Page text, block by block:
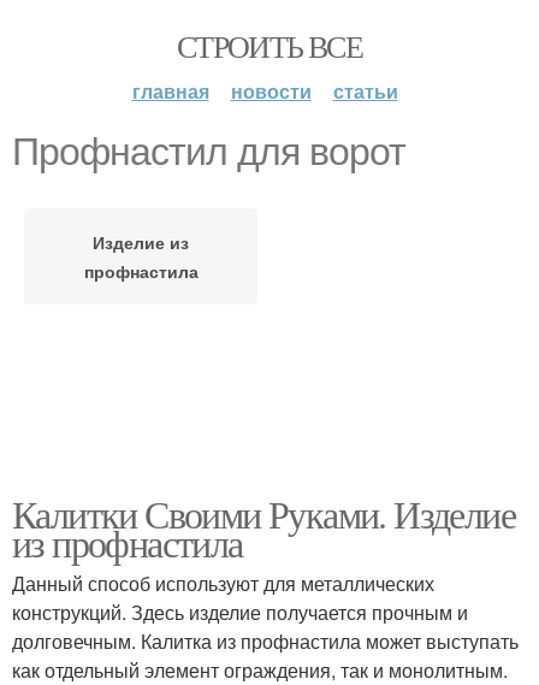
СТРОИТЬ ВСЕ
главная новости статьи
Профнастил для ворот
Изделие из
профнастила
Калитки Своими Руками. Изделие
из профнастила
Данный способ используют для металлических
конструкций. Здесь изделие получается прочным и
долговечным. Калитка из профнастила может выступать
как отдельный элемент ограждения, так и монолитным.